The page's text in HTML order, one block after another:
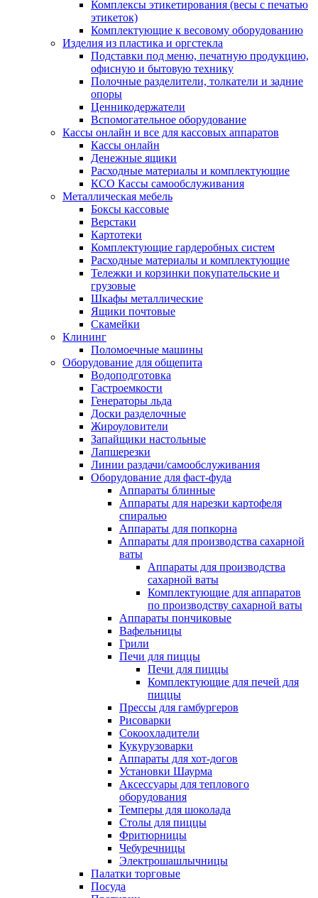
Комплексы этикетирования (весы с печатью
этикеток)
Комплектующие к весовому оборудованию
Изделия из пластика и оргстекла
Подставки под меню, печатную продукцию,
офисную и бытовую технику
Полочные разделители, толкатели и задние
опоры
Ценникодержатели
Вспомогательное оборудование
Кассы онлайн и все для кассовых аппаратов
Кассы онлайн
Денежные ящики
Расходные материалы и комплектующие
КСО Кассы самообслуживания
Металлическая мебель
Боксы кассовые
Верстаки
Картотеки
Комплектующие гардеробных систем
Расходные материалы и комплектующие
Тележки и корзинки покупательские и
грузовые
Шкафы металлические
Ящики почтовые
Скамейки
Клининг
Поломоечные машины
Оборудование для общепита
Водоподготовка
Гастроемкости
Генераторы льда
Доски разделочные
Жироуловители
Запайщики настольные
Лапшерезки
Линии раздачи/самообслуживания
Оборудование для фаст-фуда
Аппараты блинные
Аппараты для нарезки картофеля
спиралью
Аппараты для попкорна
Аппараты для производства сахарной
ваты
Аппараты для производства
сахарной ваты
Комплектующие для аппаратов
по производству сахарной ваты
Аппараты пончиковые
Вафельницы
Грили
Печи для пиццы
Печи для пиццы
Комплектующие для печей для
пиццы
Прессы для гамбургеров
Рисоварки
Сокоохладители
Кукурузоварки
Аппараты для хот-догов
Установки Шаурма
Аксессуары для теплового
оборудования
Темперы для шоколада
Столы для пиццы
Фритюрницы
Чебуречницы
Электрошашлычницы
Палатки торговые
Посуда